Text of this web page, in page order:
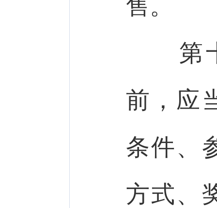
售。
第
前，应
条件、
方式、